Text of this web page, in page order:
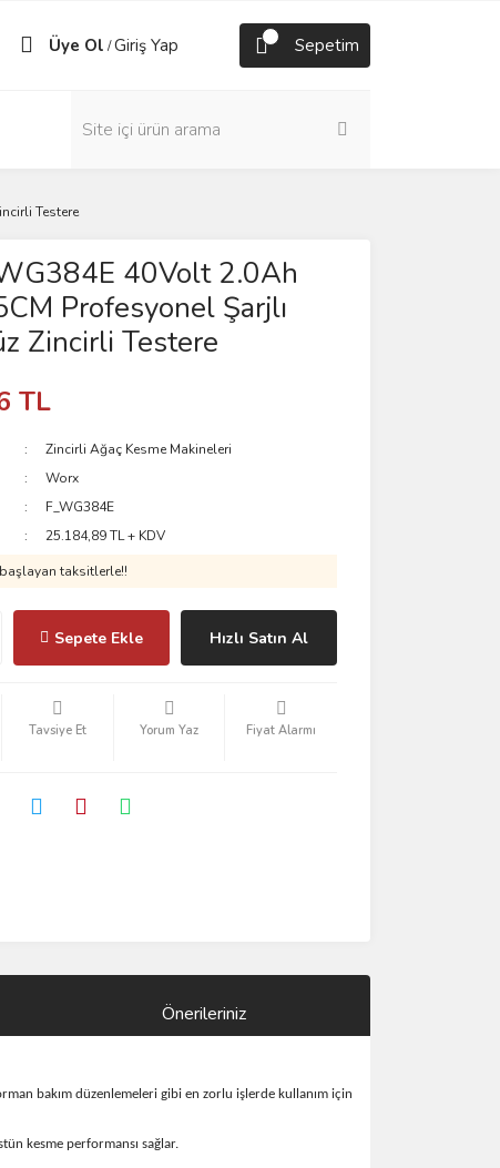
Üye Ol /Giriş Yap Sepetim
Testere
40Volt 2.0Ah
Profesyonel Şarjlı
Zincirli Testere
TL
Zincirli Ağaç Kesme Makineleri
Worx
F_WG384E
25.184,89 TL + KDV
taksitlerle!!
Sepete Ekle Hızlı Satın Al
Tavsiye Et Yorum Yaz Fiyat Alarmı
Önerileriniz
bakım düzenlemeleri gibi en zorlu işlerde kullanım için
kesme performansı sağlar.